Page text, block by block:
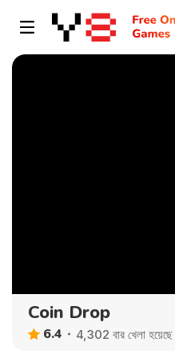
Coin Drop
6.4 4,302 বার খেলা হয়েছে